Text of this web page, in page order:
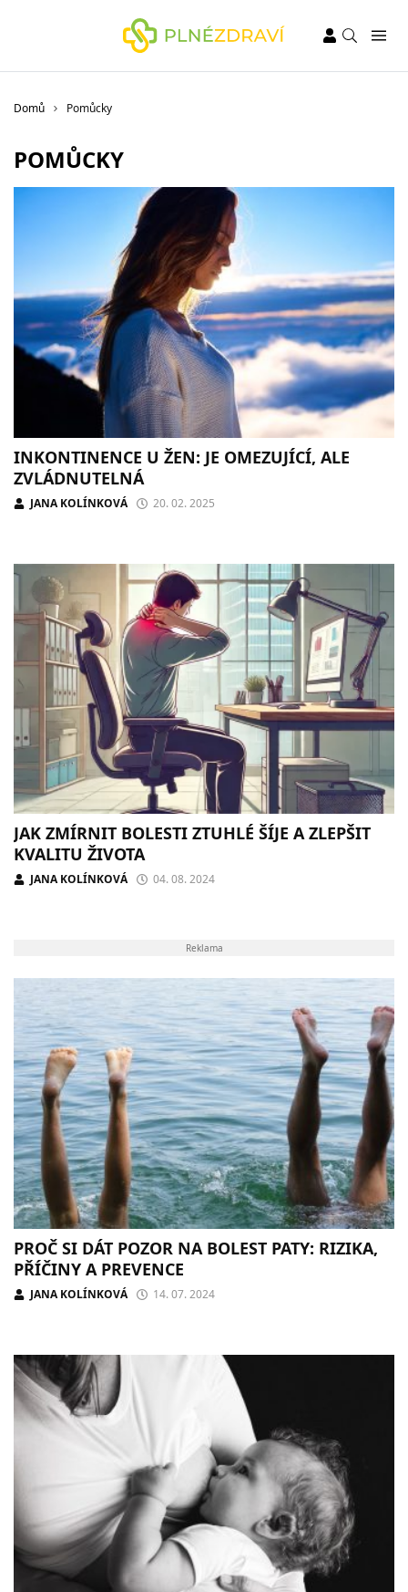
Domů Pomůcky
POMŮCKY
INKONTINENCE U ŽEN: JE OMEZUJÍCÍ, ALE
ZVLÁDNUTELNÁ
JANA KOLÍNKOVÁ 20. 02. 2025
JAK ZMÍRNIT BOLESTI ZTUHLÉ ŠÍJE A ZLEPŠIT
KVALITU ŽIVOTA
JANA KOLÍNKOVÁ 04. 08. 2024
Reklama
PROČ SI DÁT POZOR NA BOLEST PATY: RIZIKA,
PŘÍČINY A PREVENCE
JANA KOLÍNKOVÁ 14. 07. 2024